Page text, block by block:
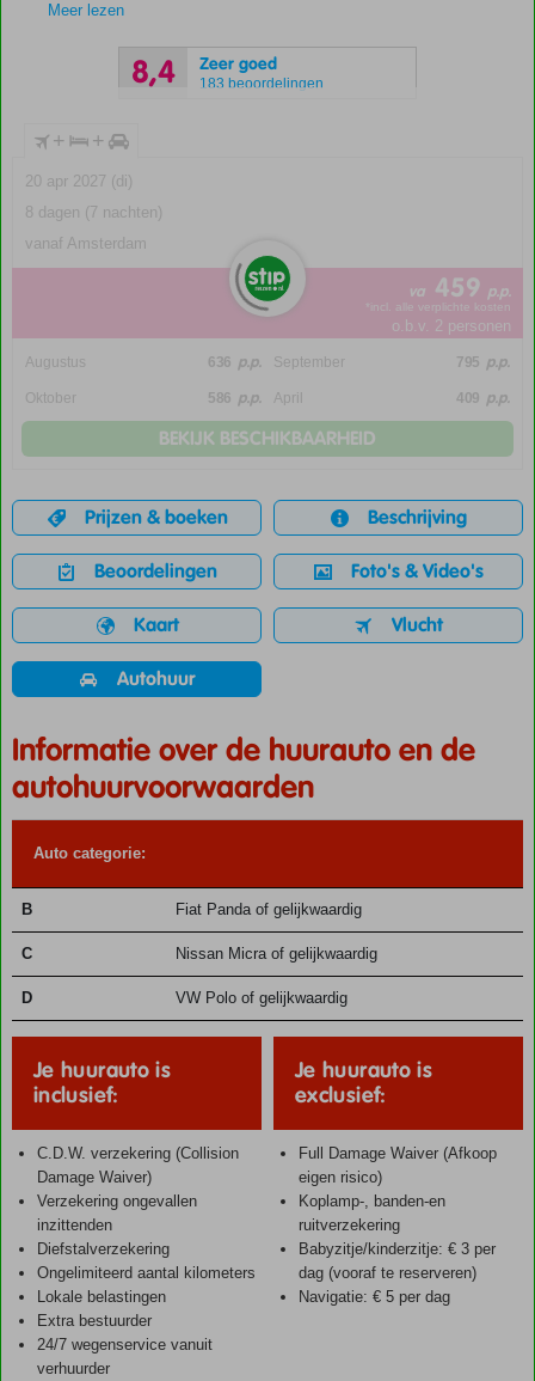
Meer lezen
8,4 Zeer goed
183 beoordelingen
+ +
20 apr 2027 (di)
8 dagen (7 nachten)
vanaf Amsterdam
va 459 p.p.
*incl. alle verplichte kosten
o.b.v. 2 personen
Augustus 636 p.p. September 795 p.p.
Oktober 586 p.p. April 409 p.p.
BEKIJK BESCHIKBAARHEID
Prijzen & boeken Beschrijving
Beoordelingen Foto's & Video's
Kaart Vlucht
Autohuur
Informatie over de huurauto en de
autohuurvoorwaarden
Auto categorie:
B Fiat Panda of gelijkwaardig
C Nissan Micra of gelijkwaardig
D VW Polo of gelijkwaardig
Je huurauto is
inclusief:
C.D.W. verzekering (Collision
Damage Waiver)
Verzekering ongevallen
inzittenden
Diefstalverzekering
Ongelimiteerd aantal kilometers
Lokale belastingen
Extra bestuurder
24/7 wegenservice vanuit
verhuurder
Je huurauto is
exclusief:
Full Damage Waiver (Afkoop
eigen risico)
Koplamp-, banden-en
ruitverzekering
Babyzitje/kinderzitje: € 3 per
dag (vooraf te reserveren)
Navigatie: € 5 per dag